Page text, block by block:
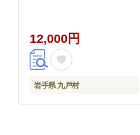
--
12,000円
岩手県 九戸村